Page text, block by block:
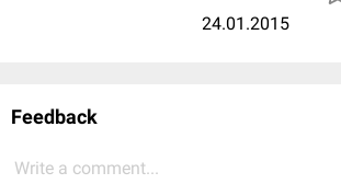
24.01.2015
Feedback
Write a comment...